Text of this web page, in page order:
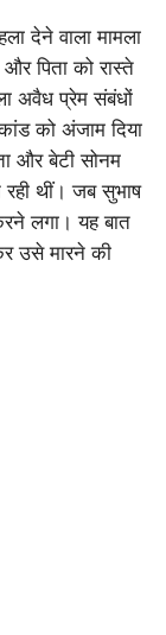
देने वाला मामला
पिता को रास्ते
अवैध प्रेम संबंधों
को अंजाम दिया
और बेटी सोनम
थीं। जब सुभाष
लगा। यह बात
उसे मारने की